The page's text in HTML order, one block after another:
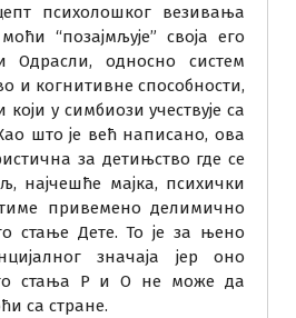
психолошког везивања
“позајмљује” своја его
Одрасли, односно систем
и когнитивне способности,
који у симбиози учествује са
што је већ написано, ова
за детињство где се
најчешће мајка, психички
привемено делимично
стање Дете. То је за њено
значаја јер оно
стања Р и О не може да
са стране.